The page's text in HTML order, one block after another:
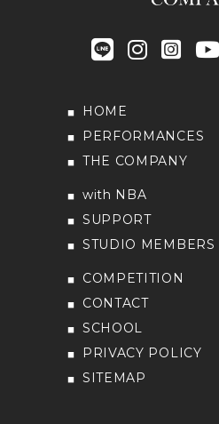
HOME
PERFORMANCES
THE COMPANY
with NBA
SUPPORT
STUDIO MEMBERS
COMPETITION
CONTACT
SCHOOL
PRIVACY POLICY
SITEMAP